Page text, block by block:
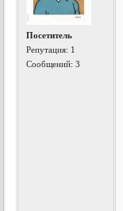
Посетитель
Репутация: 1
Сообщений: 3